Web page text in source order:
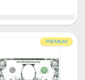
PREMIUM